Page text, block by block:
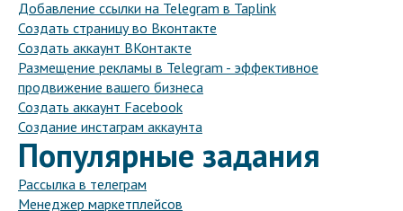
Добавление ссылки на Telegram в Taplink
Создать страницу во Вконтакте
Создать аккаунт ВКонтакте
Размещение рекламы в Telegram - эффективное
продвижение вашего бизнеса
Создать аккаунт Facebook
Создание инстаграм аккаунта
Популярные задания
Рассылка в телеграм
Менеджер маркетплейсов